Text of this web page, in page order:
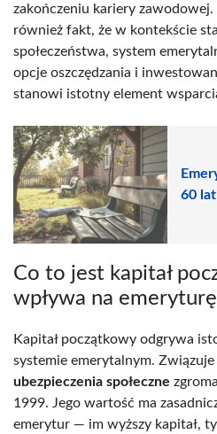
zakończeniu kariery zawodowej.
również fakt, że w kontekście
społeczeństwa, system
opcje oszczędzania i
stanowi istotny element
60
Co to jest kapitał
wpływa na
Kapitał początkowy odgrywa
systemie emerytalnym. Związuje
ubezpieczenia społeczne
1999. Jego wartość ma
emerytur — im wyższy kapitał,